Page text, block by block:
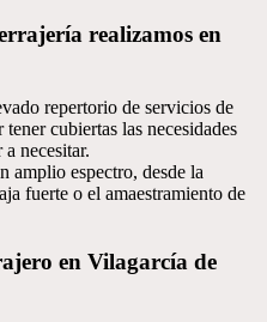
realizamos en
repertorio de servicios de
cubiertas las necesidades
necesitar.
amplio espectro, desde la
fuerte o el amaestramiento de
en Vilagarcía de